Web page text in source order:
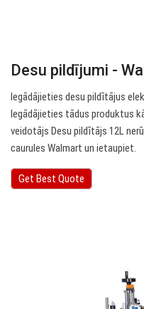
Desu pildījumi -
Iegādājieties desu pildītājus
Iegādājieties tādus produktus
veidotājs Desu pildītājs 12L
caurules Walmart un ietaupiet.
Get Best Quote